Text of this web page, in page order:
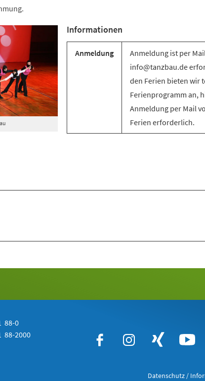
Informationen
Anmeldung
Anmeldung ist per
info@tanzbau.de
den Ferien bieten wir
Ferienprogramm an,
Anmeldung per Mail
Ferien erforderlich.
88-0
88-2000
Datenschutz /